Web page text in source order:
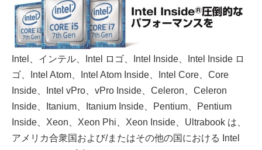
Intel、インテル、Intel ロゴ、Intel Inside、Intel Inside ロ
ゴ、Intel Atom、Intel Atom Inside、Intel Core、Core
Inside、Intel vPro、vPro Inside、Celeron、Celeron
Inside、Itanium、Itanium Inside、Pentium、Pentium
Inside、Xeon、Xeon Phi、Xeon Inside、Ultrabook は、
アメリカ合衆国および/またはその他の国における Intel